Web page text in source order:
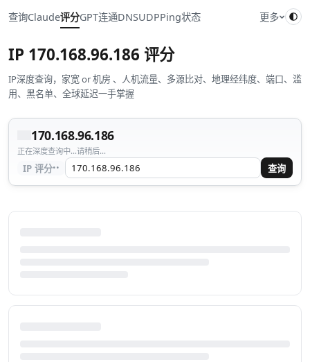
查询Claude评分GPT连通DNSUDPPing状态 更多
IP 170.168.96.186 评分
IP深度查询，家宽 or 机房 、人机流量、多源比对、地理经纬度、端口、滥
用、黑名单、全球延迟一手掌握
170.168.96.186
正在深度查询中...请稍后...
IP 评分·· 查询